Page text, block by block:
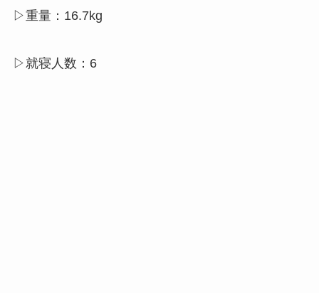
▷重量：16.7kg
▷就寝人数：6